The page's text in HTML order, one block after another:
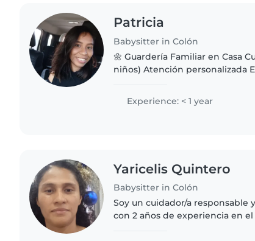
Patricia
Babysitter in Colón
🌼 Guardería Familiar en Casa
niños) Atención personalizada
Experience: < 1 year
Yaricelis Quintero
Babysitter in Colón
Soy un cuidador/a responsable
con 2 años de experiencia en